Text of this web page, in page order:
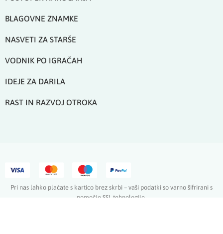
BLAGOVNE ZNAMKE
NASVETI ZA STARŠE
VODNIK PO IGRAČAH
IDEJE ZA DARILA
RAST IN RAZVOJ OTROKA
Pri nas lahko plačate s kartico brez skrbi – vaši podatki so varno šifrirani s
pomočjo SSL-tehnologije.